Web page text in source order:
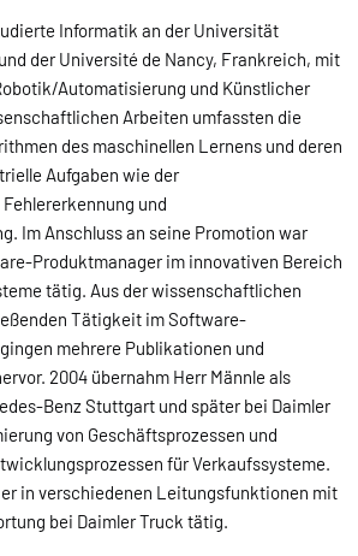
Informatik an der Universität
der Université de Nancy, Frankreich, mit
Automatisierung und Künstlicher
Arbeiten umfassten die
des maschinellen Lernens und deren
Aufgaben wie der
und
Im Anschluss an seine Promotion war
Produktmanager im innovativen Bereich
tätig. Aus der wissenschaftlichen
Tätigkeit im Software-
mehrere Publikationen und
2004 übernahm Herr Männle als
Benz Stuttgart und später bei Daimler
von Geschäftsprozessen und
für Verkaufssysteme.
er in verschiedenen Leitungsfunktionen mit
bei Daimler Truck tätig.